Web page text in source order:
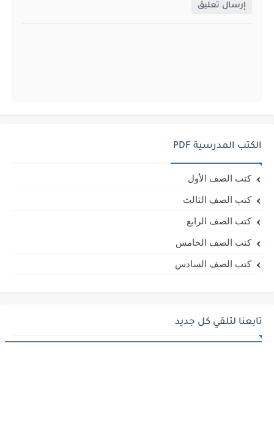
إرسال تعليق
الكتب المدرسية PDF
كتب الصف الأول
كتب الصف الثالث
كتب الصف الرابع
كتب الصف الخامس
كتب الصف السادس
تابعنا لتلقي كل جديد